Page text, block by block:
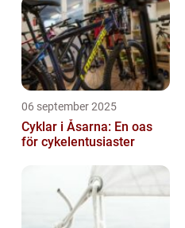
06 september 2025
Cyklar i Åsarna: En oas
för cykelentusiaster